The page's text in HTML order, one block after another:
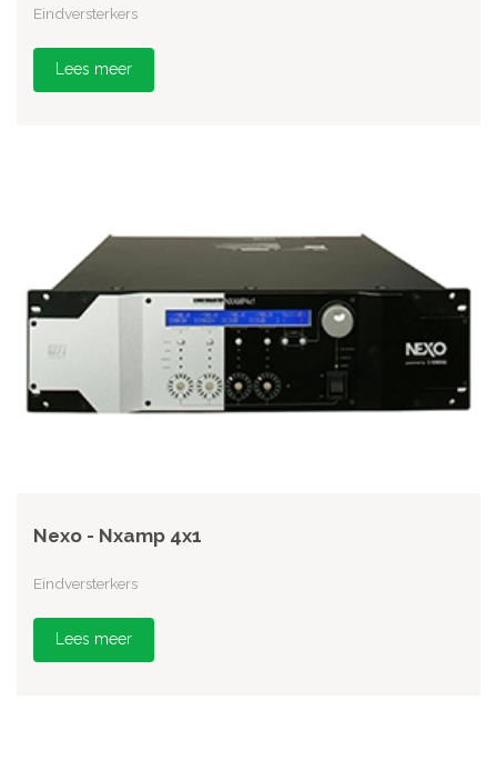
Eindversterkers
Lees meer
Nexo - Nxamp 4x1
Eindversterkers
Lees meer